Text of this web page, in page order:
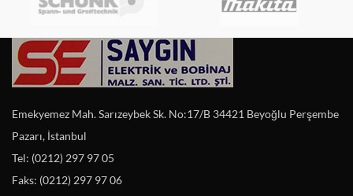
Emekyemez Mah. Sarızeybek Sk. No:17/B 34421 Beyoğlu Perşembe
Pazarı, İstanbul
Tel: (0212) 297 97 05
Faks: (0212) 297 97 06